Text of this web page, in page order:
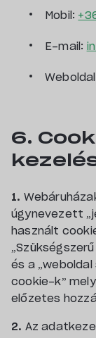
Mobil:
E-mail:
6.
1.
úgynevezett
használt
és a
cookie-k”
előzetes
2. Az